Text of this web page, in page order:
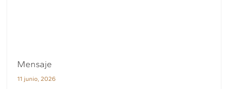
Mensaje
11 junio, 2026